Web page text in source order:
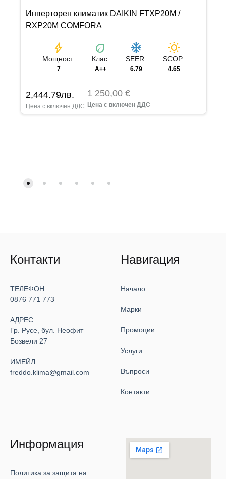
Инверторен климатик DAIKIN FTXP20M /
RXP20M COMFORA
bolt
Мощност:
7
eco
Клас:
A++
ac_unit
SEER:
6.79
wb_sunny
SCOP:
4.65
2,444.79лв. 1 250,00 €
Контакти
ТЕЛЕФОН
0876 771 773
АДРЕС
Гр. Русе, бул. Неофит
Бозвели 27
ИМЕЙЛ
freddo.klima@gmail.com
Навигация
Начало
Марки
Промоции
Услуги
Въпроси
Контакти
Информация
Политика за защита на